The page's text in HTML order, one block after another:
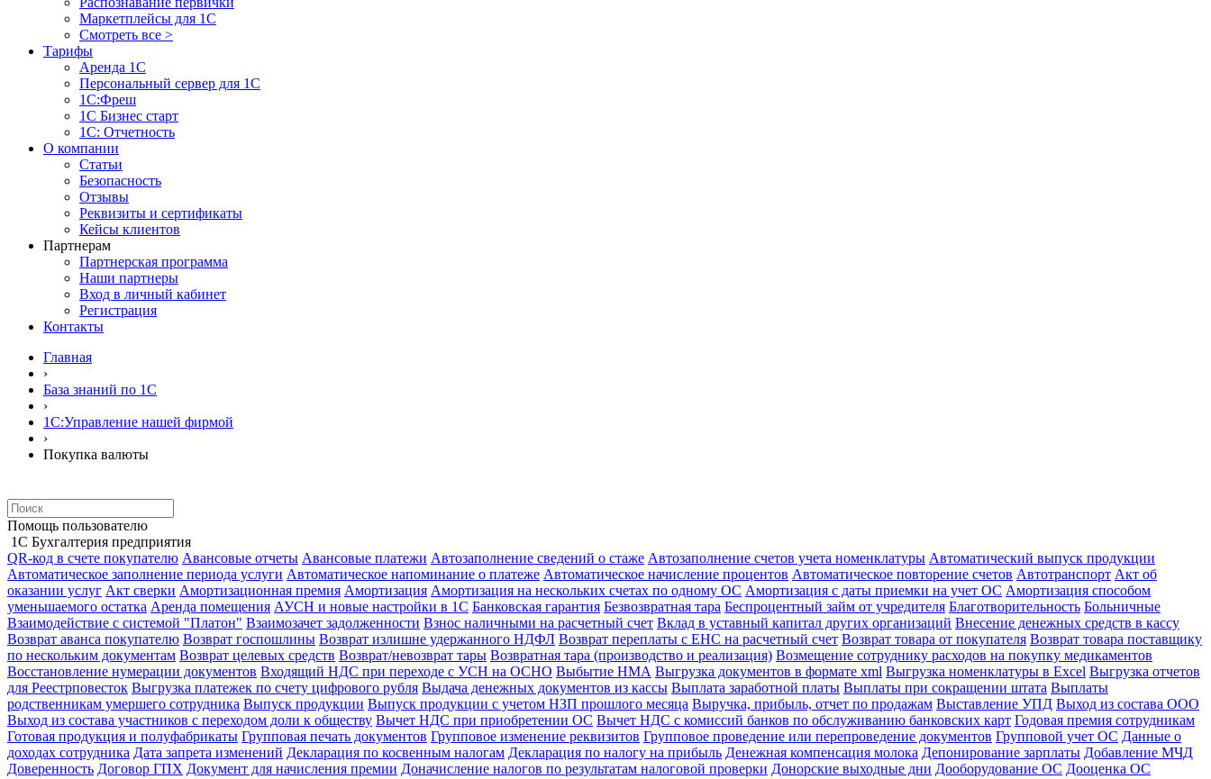
Маркетплейсы для 1С
Смотреть все >
Тарифы
Аренда 1С
Персональный сервер для 1С
1С:Фреш
1С Бизнес старт
1С: Отчетность
О компании
Статьи
Безопасность
Отзывы
Реквизиты и сертификаты
Кейсы клиентов
Партнерам
Партнерская программа
Наши партнеры
Вход в личный кабинет
Регистрация
Контакты
Главная
›
База знаний по 1С
›
1С:Управление нашей фирмой
›
Покупка валюты
Помощь пользователю
1С Бухгалтерия предприятия
QR-код в счете покупателю Авансовые отчеты Авансовые платежи Автозаполнение сведений о стаже Автозаполнение счетов учета номенклатуры Автоматический выпуск продукции
Автоматическое заполнение периода услуги Автоматическое напоминание о платеже Автоматическое начисление процентов Автоматическое повторение счетов Автотранспорт Акт об
оказании услуг Акт сверки Амортизационная премия Амортизация Амортизация на нескольких счетах по одному ОС Амортизация с даты приемки на учет ОС Амортизация способом
уменьшаемого остатка Аренда помещения АУСН и новые настройки в 1С Банковская гарантия Безвозвратная тара Беспроцентный займ от учредителя Благотворительность Больничные
Взаимодействие с системой "Платон" Взаимозачет задолженности Взнос наличными на расчетный счет Вклад в уставный капитал других организаций Внесение денежных средств в кассу
Возврат аванса покупателю Возврат госпошлины Возврат излишне удержанного НДФЛ Возврат переплаты с ЕНС на расчетный счет Возврат товара от покупателя Возврат товара поставщику
по нескольким документам Возврат целевых средств Возврат/невозврат тары Возвратная тара (производство и реализация) Возмещение сотруднику расходов на покупку медикаментов
Восстановление нумерации документов Входящий НДС при переходе с УСН на ОСНО Выбытие НМА Выгрузка документов в формате xml Выгрузка номенклатуры в Excel Выгрузка отчетов
для Реестрповесток Выгрузка платежек по счету цифрового рубля Выдача денежных документов из кассы Выплата заработной платы Выплаты при сокращении штата Выплаты
родственникам умершего сотрудника Выпуск продукции Выпуск продукции с учетом НЗП прошлого месяца Выручка, прибыль, отчет по продажам Выставление УПД Выход из состава ООО
Выход из состава участников с переходом доли к обществу Вычет НДС при приобретении ОС Вычет НДС с комиссий банков по обслуживанию банковских карт Годовая премия сотрудникам
Готовая продукция и полуфабрикаты Групповая печать документов Групповое изменение реквизитов Групповое проведение или перепроведение документов Групповой учет ОС Данные о
доходах сотрудника Дата запрета изменений Декларация по косвенным налогам Декларация по налогу на прибыль Денежная компенсация молока Депонирование зарплаты Добавление МЧД
Доверенность Договор ГПХ Документ для начисления премии Доначисление налогов по результатам налоговой проверки Донорские выходные дни Дооборудование ОС Дооценка ОС